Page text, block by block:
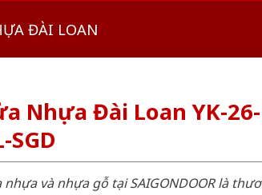
ĐÀI LOAN
Nhựa Đài Loan YK-26-
SGD
nhựa và nhựa gỗ tại SAIGONDOOR là